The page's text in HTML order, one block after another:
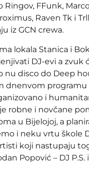
Ringov, FFunk,
Raven Tk i
iz GCN crewa.
lokala Stanica i
DJ-evi a zvuk
nu disco do Deep
dnenvom programu
i
robne i novčane
u Bijelojoj, a
i neku vrtu škole
koji nastupaju
Popović – DJ P.S.